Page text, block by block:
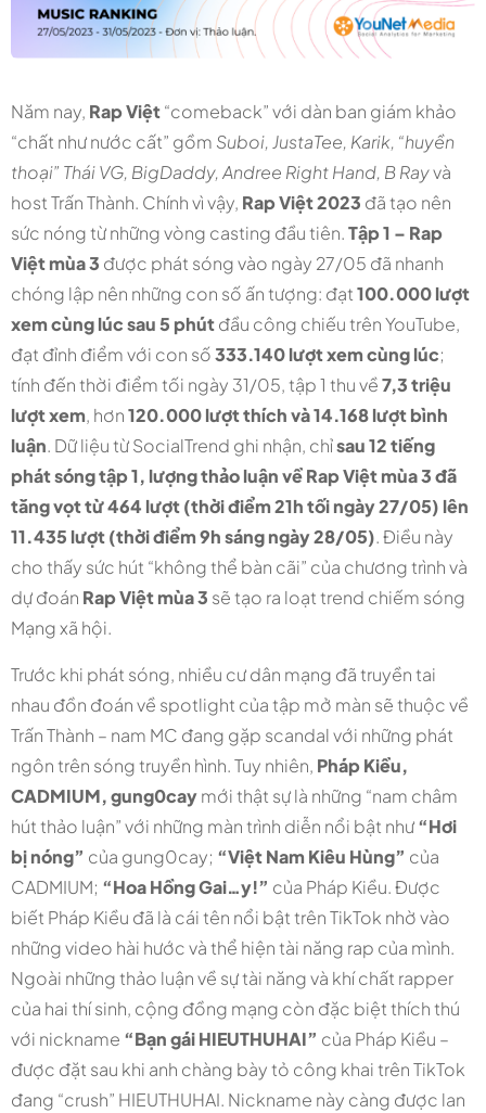
Năm nay, Rap Việt“comeback” với dàn ban giám khảo
“chất như nước cất” gồm Suboi, JustaTee, Karik, “huyền
thoại” Thái VG, BigDaddy, Andree Right Hand, B Rayvà
host Trấn Thành. Chính vì vậy, Rap Việt 2023 đã tạo nên
sức nóng từ những vòng casting đầu tiên.Tập 1 – Rap
Việt mùa 3 được phát sóng vào ngày 27/05 đã nhanh
chóng lập nên những con số ấn tượng: đạt100.000 lượt
xem cùng lúcsau 5 phútđầu công chiếu trên YouTube,
đạt đỉnh điểm với con số333.140 lượt xem cùng lúc;
tính đến thời điểm tối ngày 31/05, tập 1 thu về7,3 triệu
lượt xem, hơn120.000 lượt thích và 14.168 lượt bình
luận. Dữ liệu từ SocialTrend ghi nhận, chỉsau 12 tiếng
phát sóng tập 1, lượng thảo luận về Rap Việt mùa 3 đã
tăng vọt từ 464 lượt (thời điểm 21h tối ngày 27/05) lên
11.435 lượt (thời điểm 9h sáng ngày 28/05). Điều này
cho thấy sức hút “không thể bàn cãi” của chương trình và
dự đoán Rap Việt mùa 3 sẽ tạo ra loạt trend chiếm sóng
Mạng xã hội.
Trước khi phát sóng, nhiều cư dân mạng đã truyền tai
nhau đồn đoán về spotlight của tập mở màn sẽ thuộc về
Trấn Thành – nam MC đang gặp scandal với những phát
ngôn trên sóng truyền hình. Tuy nhiên, Pháp Kiều,
CADMIUM, gung0caymới thật sự là những “nam châm
hút thảo luận” với những màn trình diễn nổi bật như“Hơi
bị nóng” của gung0cay; “Việt Nam Kiêu Hùng” của
CADMIUM; “Hoa Hồng Gai…y!” của Pháp Kiều. Được
biết Pháp Kiều đã là cái tên nổi bật trên TikTok nhờ vào
những video hài hước và thể hiện tài năng rap của mình.
Ngoài những thảo luận về sự tài năng và khí chất rapper
của hai thí sinh, cộng đồng mạng còn đặc biệt thích thú
với nickname “Bạn gái HIEUTHUHAI” của Pháp Kiều –
được đặt sau khi anh chàng bày tỏ công khai trên TikTok
đang “crush” HIEUTHUHAI. Nickname này càng được lan